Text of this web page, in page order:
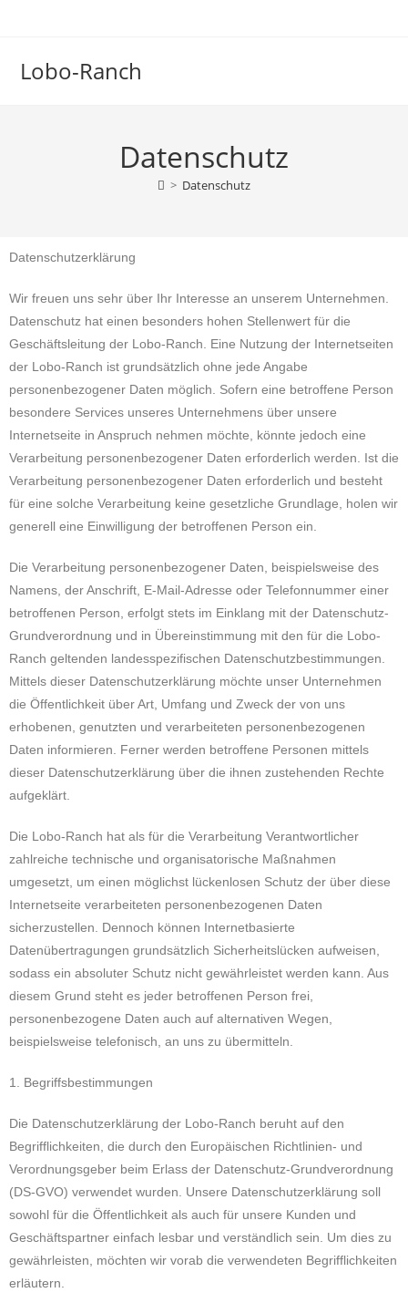
Lobo-Ranch
Datenschutz
> Datenschutz
Datenschutzerklärung
Wir freuen uns sehr über Ihr Interesse an unserem Unternehmen.
Datenschutz hat einen besonders hohen Stellenwert für die
Geschäftsleitung der Lobo-Ranch. Eine Nutzung der Internetseiten
der Lobo-Ranch ist grundsätzlich ohne jede Angabe
personenbezogener Daten möglich. Sofern eine betroffene Person
besondere Services unseres Unternehmens über unsere
Internetseite in Anspruch nehmen möchte, könnte jedoch eine
Verarbeitung personenbezogener Daten erforderlich werden. Ist die
Verarbeitung personenbezogener Daten erforderlich und besteht
für eine solche Verarbeitung keine gesetzliche Grundlage, holen wir
generell eine Einwilligung der betroffenen Person ein.
Die Verarbeitung personenbezogener Daten, beispielsweise des
Namens, der Anschrift, E-Mail-Adresse oder Telefonnummer einer
betroffenen Person, erfolgt stets im Einklang mit der Datenschutz-
Grundverordnung und in Übereinstimmung mit den für die Lobo-
Ranch geltenden landesspezifischen Datenschutzbestimmungen.
Mittels dieser Datenschutzerklärung möchte unser Unternehmen
die Öffentlichkeit über Art, Umfang und Zweck der von uns
erhobenen, genutzten und verarbeiteten personenbezogenen
Daten informieren. Ferner werden betroffene Personen mittels
dieser Datenschutzerklärung über die ihnen zustehenden Rechte
aufgeklärt.
Die Lobo-Ranch hat als für die Verarbeitung Verantwortlicher
zahlreiche technische und organisatorische Maßnahmen
umgesetzt, um einen möglichst lückenlosen Schutz der über diese
Internetseite verarbeiteten personenbezogenen Daten
sicherzustellen. Dennoch können Internetbasierte
Datenübertragungen grundsätzlich Sicherheitslücken aufweisen,
sodass ein absoluter Schutz nicht gewährleistet werden kann. Aus
diesem Grund steht es jeder betroffenen Person frei,
personenbezogene Daten auch auf alternativen Wegen,
beispielsweise telefonisch, an uns zu übermitteln.
1. Begriffsbestimmungen
Die Datenschutzerklärung der Lobo-Ranch beruht auf den
Begrifflichkeiten, die durch den Europäischen Richtlinien- und
Verordnungsgeber beim Erlass der Datenschutz-Grundverordnung
(DS-GVO) verwendet wurden. Unsere Datenschutzerklärung soll
sowohl für die Öffentlichkeit als auch für unsere Kunden und
Geschäftspartner einfach lesbar und verständlich sein. Um dies zu
gewährleisten, möchten wir vorab die verwendeten Begrifflichkeiten
erläutern.